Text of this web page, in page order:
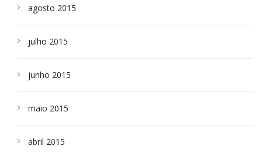
agosto 2015
julho 2015
junho 2015
maio 2015
abril 2015